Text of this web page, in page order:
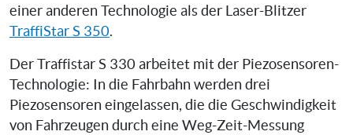
einer anderen Technologie als der Laser-Blitzer
TraffiStar S 350.
Der Traffistar S 330 arbeitet mit der Piezosensoren-
Technologie: In die Fahrbahn werden drei
Piezosensoren eingelassen, die die Geschwindigkeit
von Fahrzeugen durch eine Weg-Zeit-Messung